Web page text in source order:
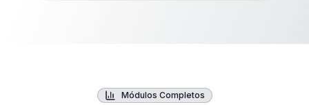
Módulos Completos